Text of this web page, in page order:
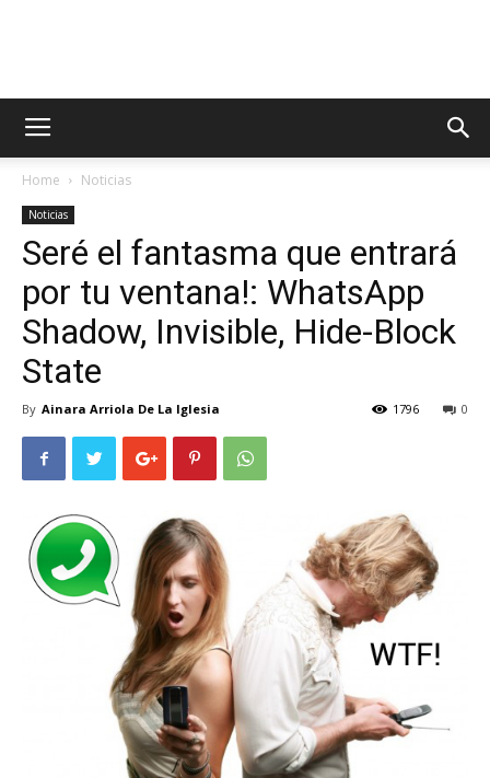
AppsTonic
Home Noticias
Noticias
Seré el fantasma que entrará
por tu ventana!: WhatsApp
Shadow, Invisible, Hide-Block
State
By Ainara Arriola De La Iglesia 0
1796